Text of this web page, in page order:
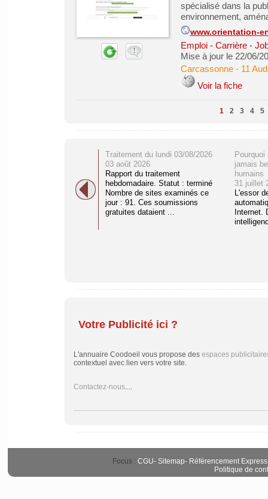
spécialisé dans la
environnement,
www.orientation-
Emploi - Carrière -
Mise à jour le 22/06/
Carcassonne- 11
Voir la fiche
1 2 3 4 5
Traitement du lundi 03/08/2026
03 août 2026
Rapport du traitement
hebdomadaire. Statut : terminé
Nombre de sites examinés ce
jour : 91. Ces soumissions
gratuites dataient ...
jamais
humains
31 juillet
L'essor
Internet.
Votre Publicité ici ?
L'annuaire Coodoeil vous propose des espaces
contextuel avec lien vers votre site.
Contactez-nous....
Focus : CGU- Sitemap- Référencement Express
Politique de